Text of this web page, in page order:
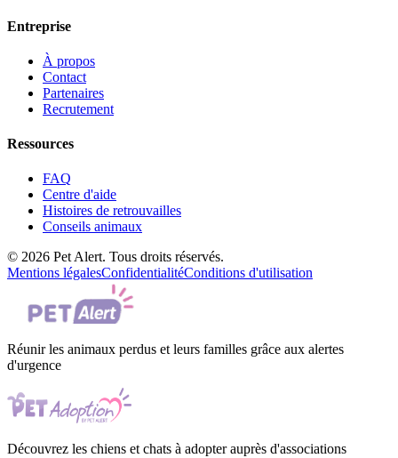
Entreprise
À propos
Contact
Partenaires
Recrutement
Ressources
FAQ
Centre d'aide
Histoires de retrouvailles
Conseils animaux
© 2026 Pet Alert. Tous droits réservés.
Mentions légalesConfidentialitéConditions d'utilisation
Réunir les animaux perdus et leurs familles grâce aux alertes
d'urgence
Découvrez les chiens et chats à adopter auprès d'associations